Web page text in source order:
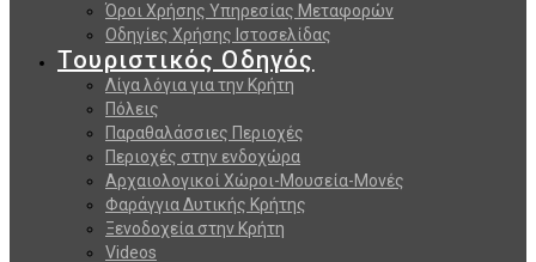
Όροι Χρήσης Υπηρεσίας Μεταφορών
Οδηγίες Χρήσης Ιστοσελίδας
Τουριστικός Οδηγός
Λίγα λόγια για την Κρήτη
Πόλεις
Παραθαλάσσιες Περιοχές
Περιοχές στην ενδοχώρα
Αρχαιολογικοί Χώροι-Μουσεία-Μονές
Φαράγγια Δυτικής Κρήτης
Ξενοδοχεία στην Κρήτη
Videos